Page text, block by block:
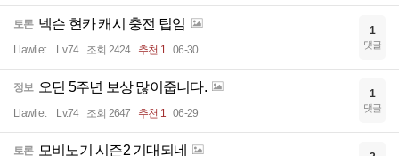
토론 넥슨 현카 캐시 충전 팁임
Llawliet Lv.74 조회 2424 추천 1 06-30
1
댓글
정보 오딘 5주년 보상 많이줍니다.
Llawliet Lv.74 조회 2647 추천 1 06-29
1
댓글
토론 모비노기 시즌2 기대되네